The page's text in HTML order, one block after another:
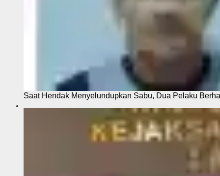
Saat Hendak Menyelundupkan Sabu, Dua Pelaku